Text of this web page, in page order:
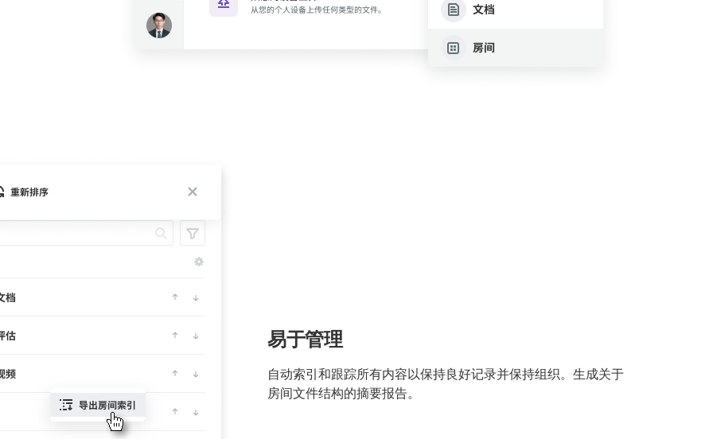
易于管理
自动索引和跟踪所有内容以保持良好记录并保持组织。生成关于
房间文件结构的摘要报告。